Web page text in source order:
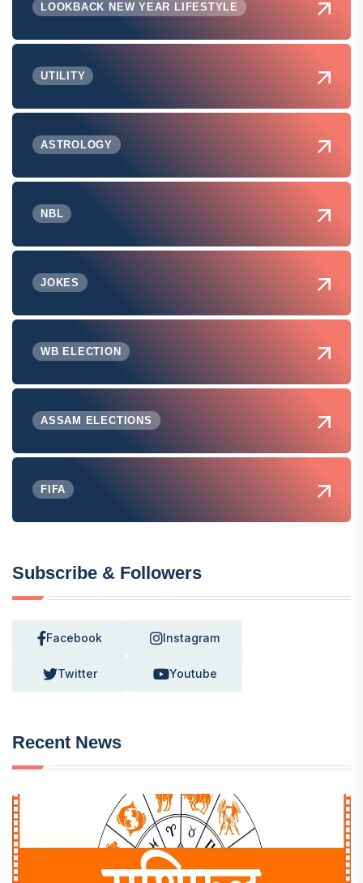
LOOKBACK NEW YEAR LIFESTYLE
UTILITY
ASTROLOGY
NBL
JOKES
WB ELECTION
ASSAM ELECTIONS
FIFA
Subscribe & Followers
Facebook Instagram
Twitter Youtube
Recent News